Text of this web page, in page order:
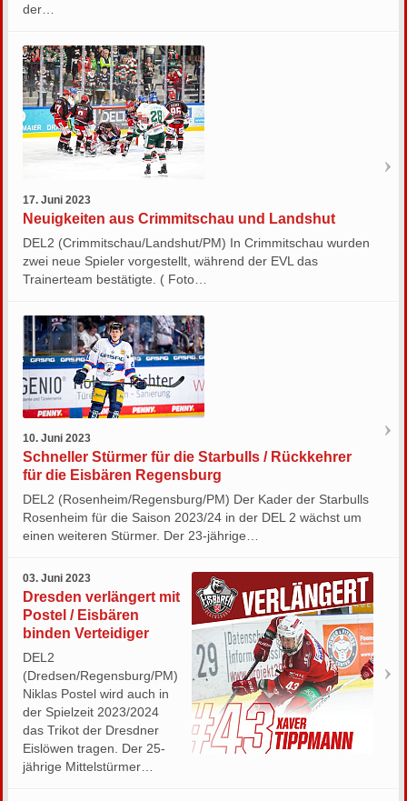
der…
17. Juni 2023
Neuigkeiten aus Crimmitschau und Landshut
DEL2 (Crimmitschau/Landshut/PM) In Crimmitschau wurden
zwei neue Spieler vorgestellt, während der EVL das
Trainerteam bestätigte. ( Foto…
10. Juni 2023
Schneller Stürmer für die Starbulls / Rückkehrer
für die Eisbären Regensburg
DEL2 (Rosenheim/Regensburg/PM) Der Kader der Starbulls
Rosenheim für die Saison 2023/24 in der DEL 2 wächst um
einen weiteren Stürmer. Der 23-jährige…
03. Juni 2023
Dresden verlängert mit
Postel / Eisbären
binden Verteidiger
DEL2
(Dredsen/Regensburg/PM)
Niklas Postel wird auch in
der Spielzeit 2023/2024
das Trikot der Dresdner
Eislöwen tragen. Der 25-
jährige Mittelstürmer…